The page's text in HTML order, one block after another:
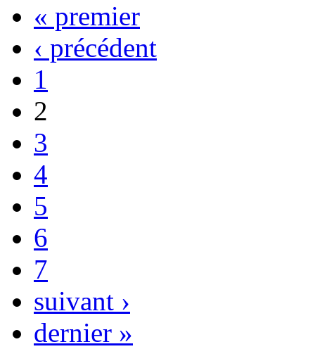
« premier
‹ précédent
1
2
3
4
5
6
7
suivant ›
dernier »